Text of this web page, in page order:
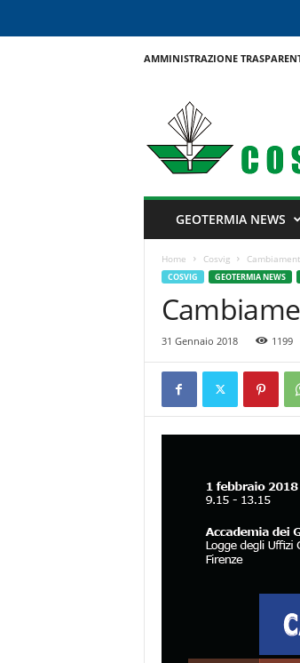
AMMINISTRAZIONE
GEOTERMIA NEWS
Home Cosvig
COSVIG GEOTERMIA NEWS
31 Gennaio 2018 1199